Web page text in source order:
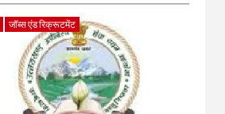
जॉब्स एंड रिक्रूटमेंट